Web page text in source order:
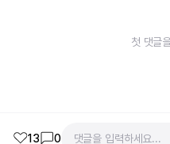
첫 댓글
13 0 댓글을 입력하세요...